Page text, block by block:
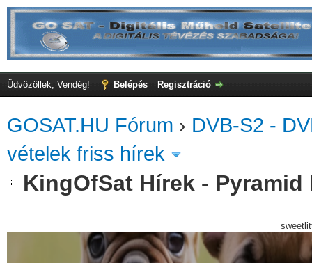
Üdvözöllek, Vendég! Belépés Regisztráció
GOSAT.HU Fórum › DVB-S2 -
vételek friss hírek
KingOfSat Hírek -